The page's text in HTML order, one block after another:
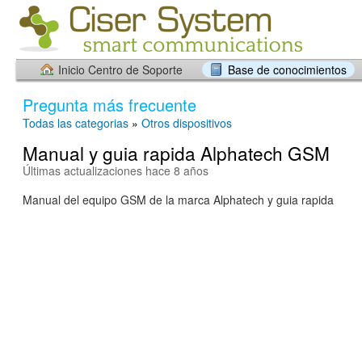
Inicio Centro de Soporte Base de conocimientos
Pregunta más frecuente
Todas las categorias » Otros dispositivos
Manual y guia rapida Alphatech GSM
Últimas actualizaciones hace 8 años
Manual del equipo GSM de la marca Alphatech y guia rapida